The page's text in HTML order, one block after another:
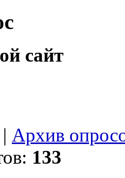
сайт
| Архив
133